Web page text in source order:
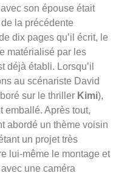
son épouse était
la précédente
dix pages qu’il écrit, le
matérialisé par les
déjà établi. Lorsqu’il
au scénariste David
sur le thriller Kimi),
emballé. Après tout,
abordé un thème voisin
un projet très
lui-même le montage et
une caméra